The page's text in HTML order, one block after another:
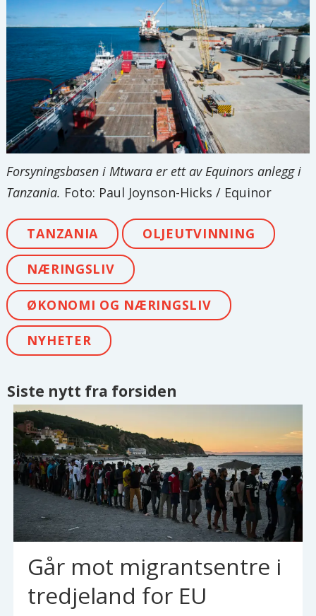
Forsyningsbasen i Mtwara er ett av Equinors anlegg i
Tanzania. Foto: Paul Joynson-Hicks / Equinor
TANZANIA OLJEUTVINNING
NÆRINGSLIV
ØKONOMI OG NÆRINGSLIV
NYHETER
Siste nytt fra forsiden
Går mot migrantsentre i
tredjeland for EU